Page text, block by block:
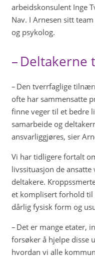
arbeidskonsulent Inge
Nav. I Arnesen sitt
og psykolog.
– Deltakerne
– Den tverrfaglige
ofte har sammensatte
finne veger til et bedre
samarbeide og
ansvarliggjøres, sier
Vi har tidligere fortalt
livssituasjon de ansatte
deltakere.
et komplisert forhold til
dårlig fysisk form og
– Det er mange etater,
forsøker å hjelpe disse
hvordan vi alle